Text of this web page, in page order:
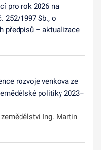
pro rok 2026 na
252/1997 Sb., o
předpisů – aktualizace
rozvoje venkova ze
politiky 2023–
Ing. Martin